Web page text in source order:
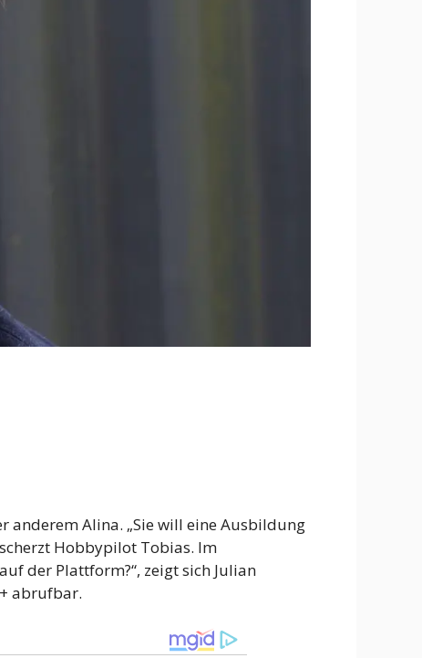
anderem Alina. „Sie will eine Ausbildung
Hobbypilot Tobias. Im
der Plattform?“, zeigt sich Julian
abrufbar.